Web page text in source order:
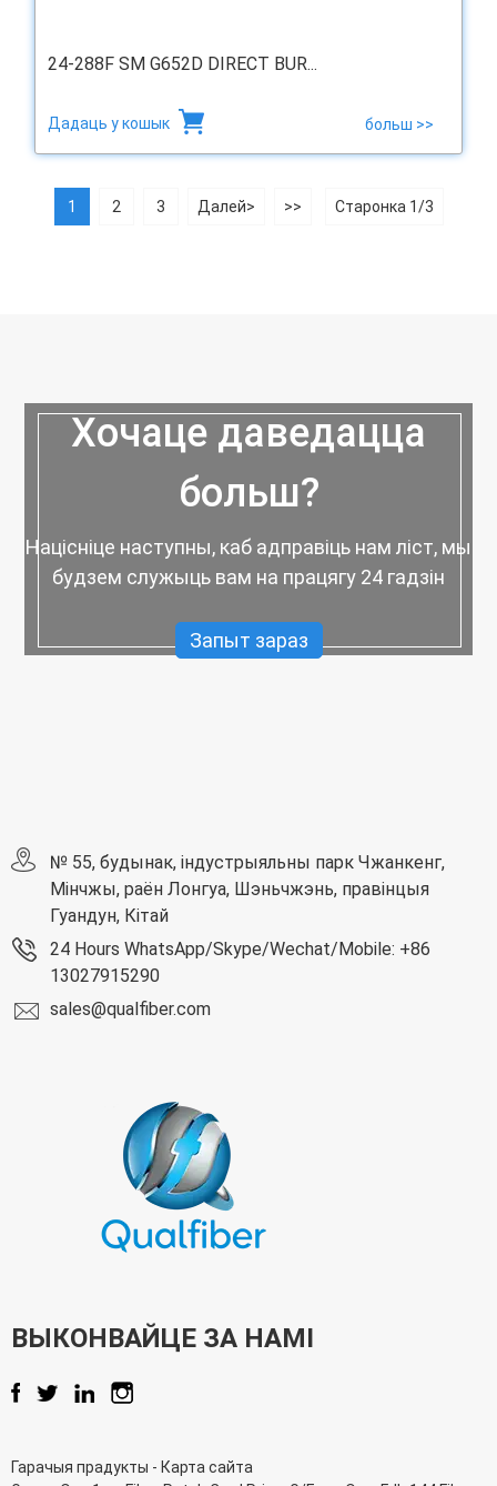
24-288F SM G652D DIRECT BUR...
Дадаць у кошык больш >>
1 2 3 Далей> >> Старонка 1/3
Хочаце даведацца
больш?
Націсніце наступны, каб адправіць нам ліст, мы
будзем служыць вам на працягу 24 гадзін
Запыт зараз
№ 55, будынак, індустрыяльны парк Чжанкенг,
Мінчжы, раён Лонгуа, Шэньчжэнь, правінцыя
Гуандун, Кітай
24 Hours WhatsApp/Skype/Wechat/Mobile: +86
13027915290
sales@qualfiber.com
ВЫКОНВАЙЦЕ ЗА НАМІ
Гарачыя прадукты - Карта сайта